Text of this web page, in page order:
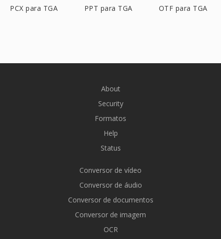
PCX para TGA PPT para TGA OTF para TGA
About
Security
Formatos
Help
Status
Conversor de vídeo
Conversor de áudio
Conversor de documentos
Conversor de imagem
OCR